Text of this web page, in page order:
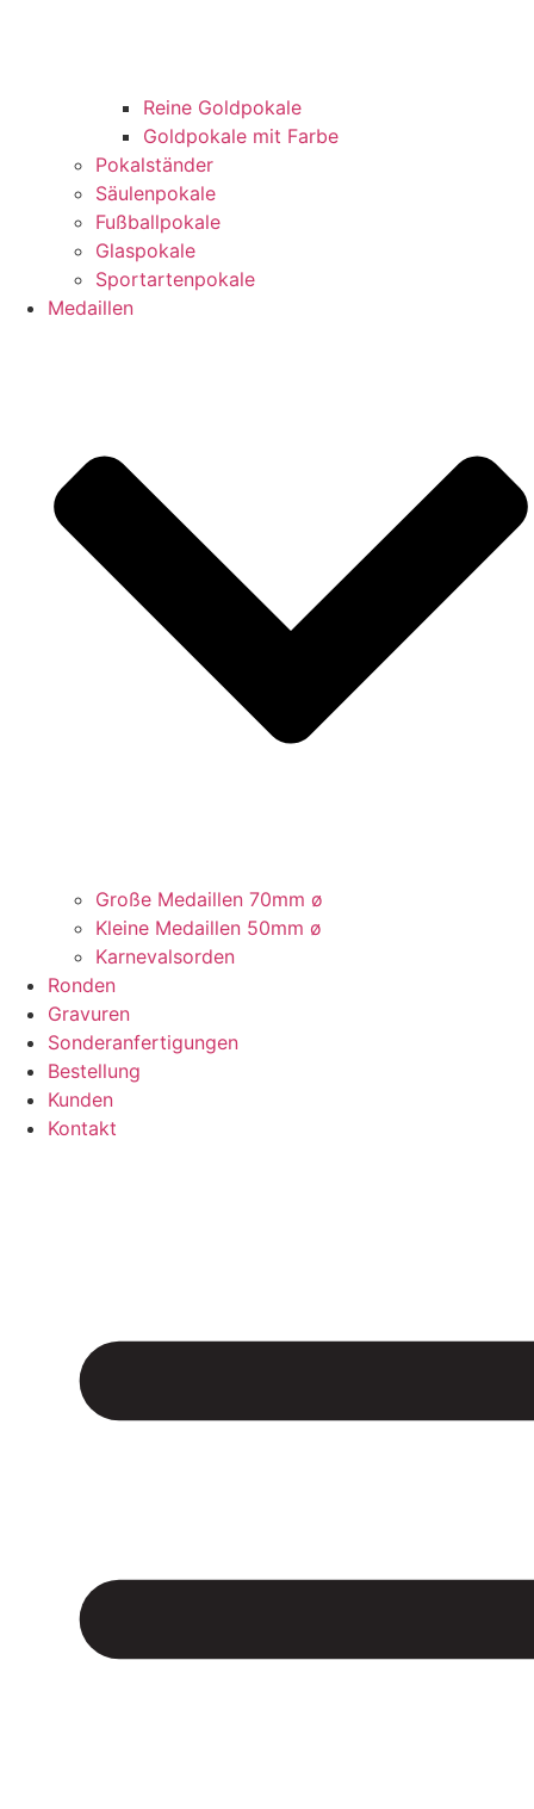
Reine Goldpokale
Goldpokale mit Farbe
Pokalständer
Säulenpokale
Fußballpokale
Glaspokale
Sportartenpokale
Medaillen
Große Medaillen 70mm ø
Kleine Medaillen 50mm ø
Karnevalsorden
Ronden
Gravuren
Sonderanfertigungen
Bestellung
Kunden
Kontakt